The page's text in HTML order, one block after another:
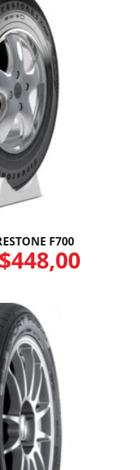
F700
448,00